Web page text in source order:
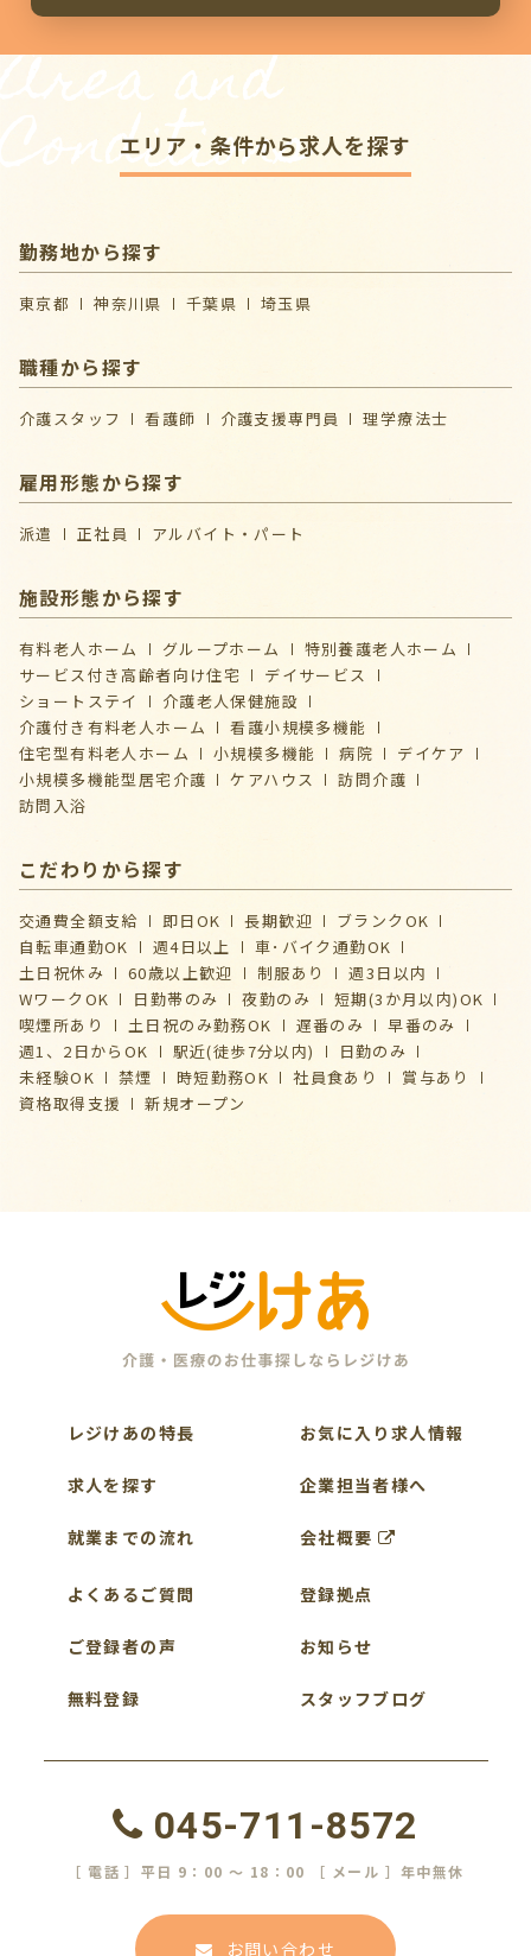
Area and
Conditions
エリア・条件から求人を探す
勤務地から探す
東京都 神奈川県 千葉県 埼玉県
職種から探す
介護スタッフ 看護師 介護支援専門員 理学療法士
雇用形態から探す
派遣 正社員 アルバイト・パート
施設形態から探す
有料老人ホーム グループホーム
特別養護老人ホーム
サービス付き高齢者向け住宅
デイサービス
ショートステイ
介護⽼⼈保健施設
介護付き有料老人ホーム
看護小規模多機能
住宅型有料老人ホーム
小規模多機能 病院
デイケア
⼩規模多機能型居宅介護
ケアハウス
訪問介護
訪問入浴
こだわりから探す
交通費全額支給 即日OK 長期歓迎
ブランクOK
自転車通勤OK
週4日以上
車･バイク通勤OK
土日祝休み
60歳以上歓迎 制服あり
週3日以内
WワークOK
日勤帯のみ 夜勤のみ
短期(3か月以内)OK
喫煙所あり
土日祝のみ勤務OK 遅番のみ
早番のみ
週1、2日からOK
駅近(徒歩7分以内)
日勤のみ
未経験OK
禁煙 時短勤務OK 社員食あり
賞与あり
資格取得支援
新規オープン
レジけあの特長
求人を探す
就業までの流れ
よくあるご質問
ご登録者の声
無料登録
お気に入り求人情報
企業担当者様へ
会社概要
登録拠点
お知らせ
スタッフブログ
045-711-8572
［ 電話 ］平日 9：00 ～ 18：00 ［ メール ］年中無休
お問い合わせ